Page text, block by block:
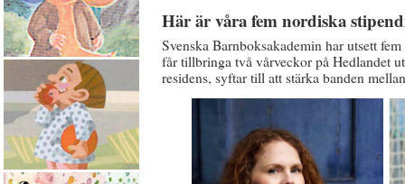
Här är våra fem nordiska
Svenska Barnboksakademin har utsett
får tillbringa två vårveckor på Hedlandet
residens, syftar till att stärka banden